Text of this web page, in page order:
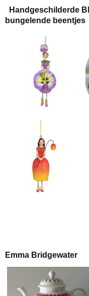
Handgeschilderde Bl
bungelende beentjes
Emma Bridgewater